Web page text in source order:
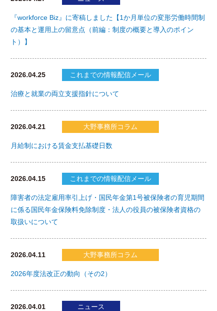
『workforce Biz』に寄稿しました【1か月単位の変形労働時間制
の基本と運用上の留意点（前編：制度の概要と導入のポイン
ト）】
2026.04.25 これまでの情報配信メール
治療と就業の両立支援指針について
2026.04.21 大野事務所コラム
月給制における賃金支払基礎日数
2026.04.15 これまでの情報配信メール
障害者の法定雇用率引上げ・国民年金第1号被保険者の育児期間
に係る国民年金保険料免除制度・法人の役員の被保険者資格の
取扱いについて
2026.04.11 大野事務所コラム
2026年度法改正の動向（その2）
2026.04.01 ニュース